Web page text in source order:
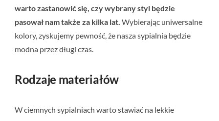
warto zastanowić się, czy wybrany styl będzie
pasował nam także za kilka lat. Wybierając uniwersalne
kolory, zyskujemy pewność, że nasza sypialnia będzie
modna przez długi czas.
Rodzaje materiałów
W ciemnych sypialniach warto stawiać na lekkie